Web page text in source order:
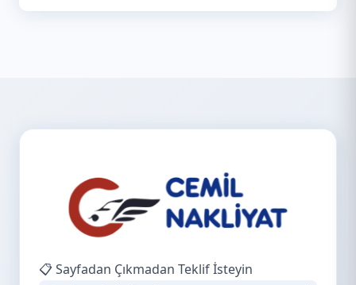
📋 Sayfadan Çıkmadan Teklif İsteyin